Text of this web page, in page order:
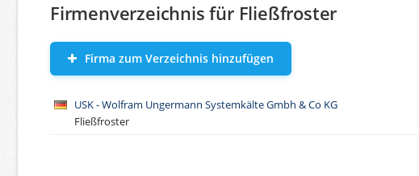
Firmenverzeichnis für Fließfroster
Firma zum Verzeichnis hinzufügen
USK - Wolfram Ungermann Systemkälte Gmbh & Co KG
Fließfroster